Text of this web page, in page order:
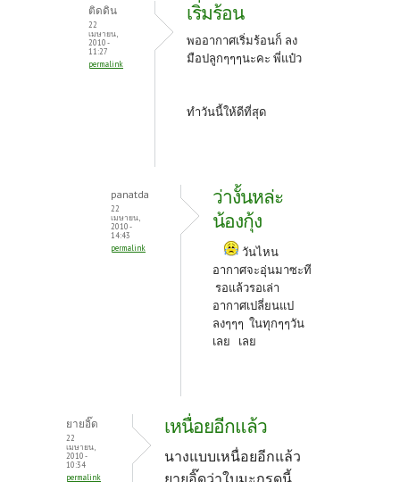
ติดดิน
22
เมษายน,
2010 -
11:27
permalink
เริ่มร้อน
พออากาศเริ่มร้อนก็ ลง
มือปลูกๆๆๆนะคะ พี่แป๋ว
ทำวันนี้ให้ดีที่สุด
panatda
22
เมษายน,
2010 -
14:43
permalink
ว่างั้นหล่ะ
น้องกุ้ง
วันไหน
อากาศจะอุ่นมาซะที
รอแล้วรอเล่า
อากาศเปลี่ยนแป
ลงๆๆๆ ในทุกๆๆวัน
เลย เลย
ยายอิ๊ด
22
เมษายน,
2010 -
10:34
permalink
เหนื่อยอีกแล้ว
นางแบบเหนื่อยอีกแล้ว
ยายอิ๊ดว่าใบมะกรูดนี้